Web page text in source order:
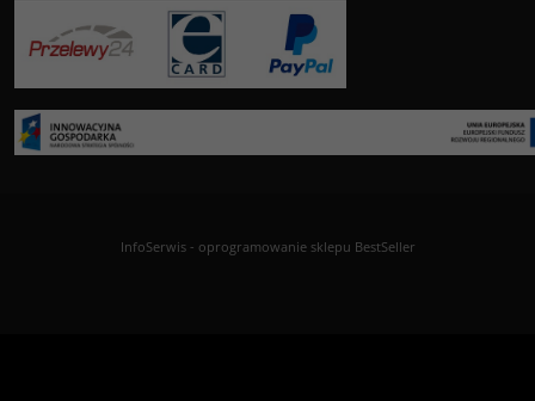
InfoSerwis- oprogramowanie sklepu BestSeller